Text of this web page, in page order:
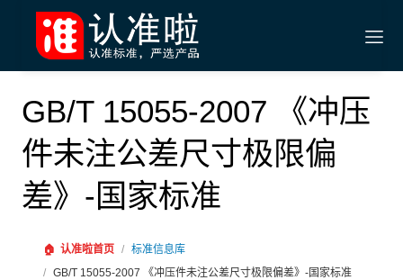
GB/T 15055-2007 《冲压
件未注公差尺寸极限偏
差》-国家标准
🏠 认准啦首页 / 标准信息库
/ GB/T 15055-2007 《冲压件未注公差尺寸极限偏差》-国家标准